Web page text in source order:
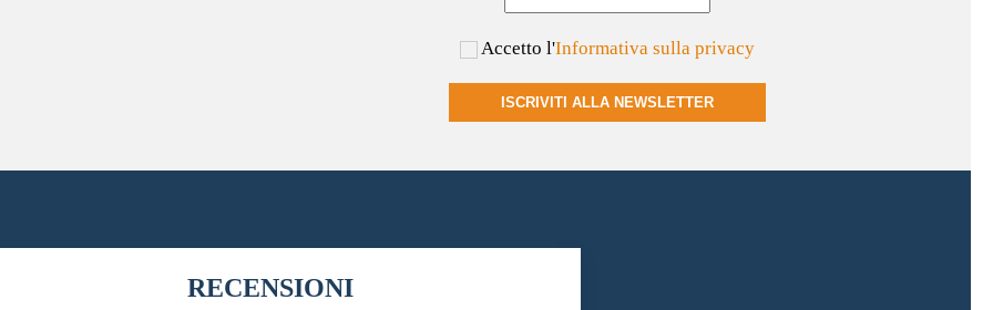
Accetto l'Informativa sulla privacy
ISCRIVITI ALLA NEWSLETTER
RECENSIONI